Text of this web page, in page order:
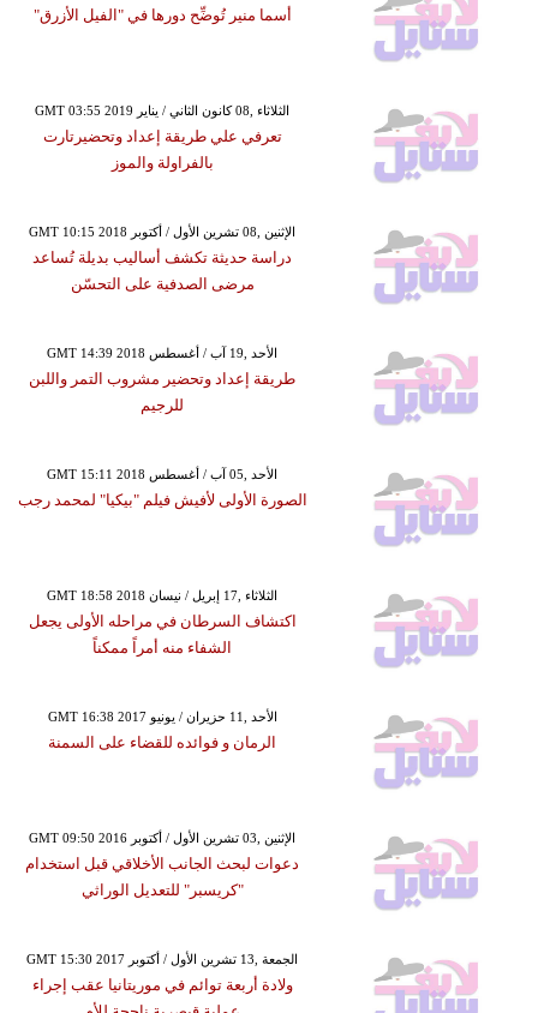
أسما منير تُوضِّح دورها في "الفيل الأزرق"
GMT 03:55 2019 الثلاثاء ,08 كانون الثاني / يناير
تعرفي علي طريقة إعداد وتحضيرتارت
بالفراولة والموز
GMT 10:15 2018 الإثنين ,08 تشرين الأول / أكتوبر
دراسة حديثة تكشف أساليب بديلة تُساعد
مرضى الصدفية على التحسّن
GMT 14:39 2018 الأحد ,19 آب / أغسطس
طريقة إعداد وتحضير مشروب التمر واللبن
للرجيم
GMT 15:11 2018 الأحد ,05 آب / أغسطس
الصورة الأولى لأفيش فيلم "بيكيا" لمحمد رجب
GMT 18:58 2018 الثلاثاء ,17 إبريل / نيسان
اكتشاف السرطان في مراحله الأولى يجعل
الشفاء منه أمراً ممكناً
GMT 16:38 2017 الأحد ,11 حزيران / يونيو
الرمان و فوائده للقضاء على السمنة
GMT 09:50 2016 الإثنين ,03 تشرين الأول / أكتوبر
دعوات لبحث الجانب الأخلاقي قبل استخدام
"كريسبر" للتعديل الوراثي
GMT 15:30 2017 الجمعة ,13 تشرين الأول / أكتوبر
ولادة أربعة توائم في موريتانيا عقب إجراء